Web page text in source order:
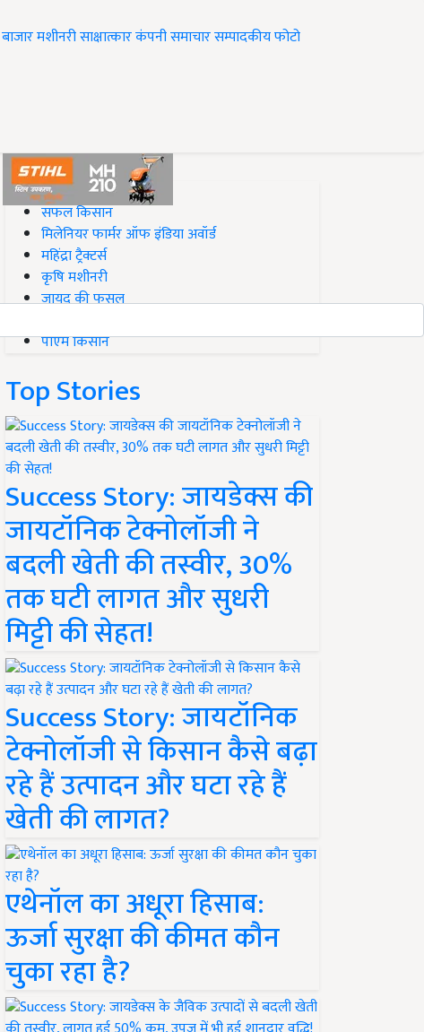
बाजारमशीनरीसाक्षात्कारकंपनी समाचारसम्पादकीयफोटो
#Top on Krishi Jagran
सफल किसान
मिलेनियर फार्मर ऑफ इंडिया अवॉर्ड
महिंद्रा ट्रैक्टर्स
कृषि मशीनरी
जायद की फसल
पीएम किसान
Top Stories
Success Story: जायडेक्स की
जायटॉनिक टेक्नोलॉजी ने
बदली खेती की तस्वीर, 30%
तक घटी लागत और सुधरी
मिट्टी की सेहत!
Success Story: जायटॉनिक
टेक्नोलॉजी से किसान कैसे बढ़ा
रहे हैं उत्पादन और घटा रहे हैं
खेती की लागत?
एथेनॉल का अधूरा हिसाब:
ऊर्जा सुरक्षा की कीमत कौन
चुका रहा है?